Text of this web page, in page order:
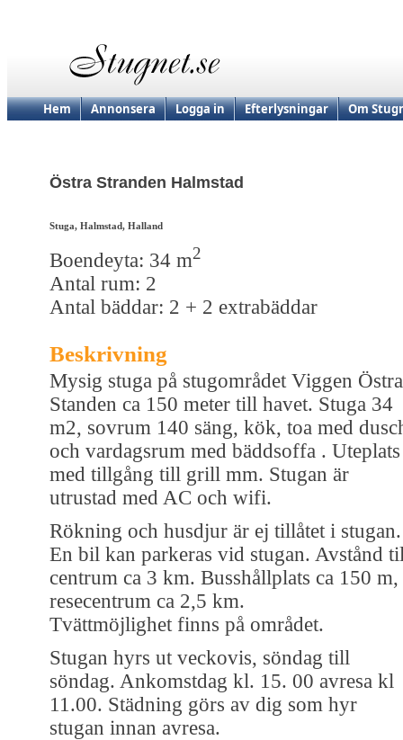
Hem Annonsera Logga in Efterlysningar Om
Östra Stranden Halmstad
Stuga, Halmstad, Halland
Boendeyta: 34 m2
Antal rum: 2
Antal bäddar: 2 + 2 extrabäddar
Beskrivning
Mysig stuga på stugområdet Viggen Östra
Standen ca 150 meter till havet. Stuga 34
m2, sovrum 140 säng, kök, toa med
och vardagsrum med bäddsoffa . Uteplats
med tillgång till grill mm. Stugan är
utrustad med AC och wifi.
Rökning och husdjur är ej tillåtet i stugan.
En bil kan parkeras vid stugan. Avstånd
centrum ca 3 km. Busshållplats ca 150 m,
resecentrum ca 2,5 km.
Tvättmöjlighet finns på området.
Stugan hyrs ut veckovis, söndag till
söndag. Ankomstdag kl. 15. 00 avresa kl
11.00. Städning görs av dig som hyr
stugan innan avresa.